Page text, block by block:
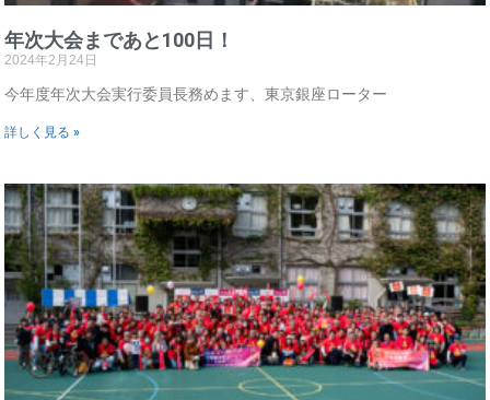
年次大会まであと100日！
2024年2月24日
今年度年次大会実行委員長務めます、東京銀座ローター
詳しく見る »